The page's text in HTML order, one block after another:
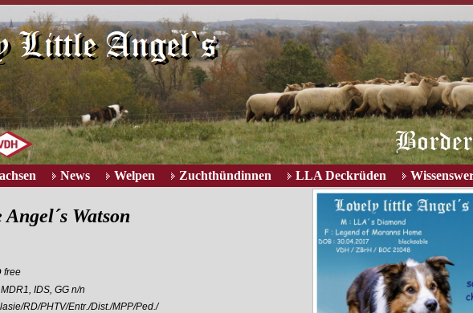
News Welpen Zuchthündinnen LLA Deckrüden
Watson
free
IDS, GG n/n
RD/PHTV/Entr./Dist./MPP/Ped./